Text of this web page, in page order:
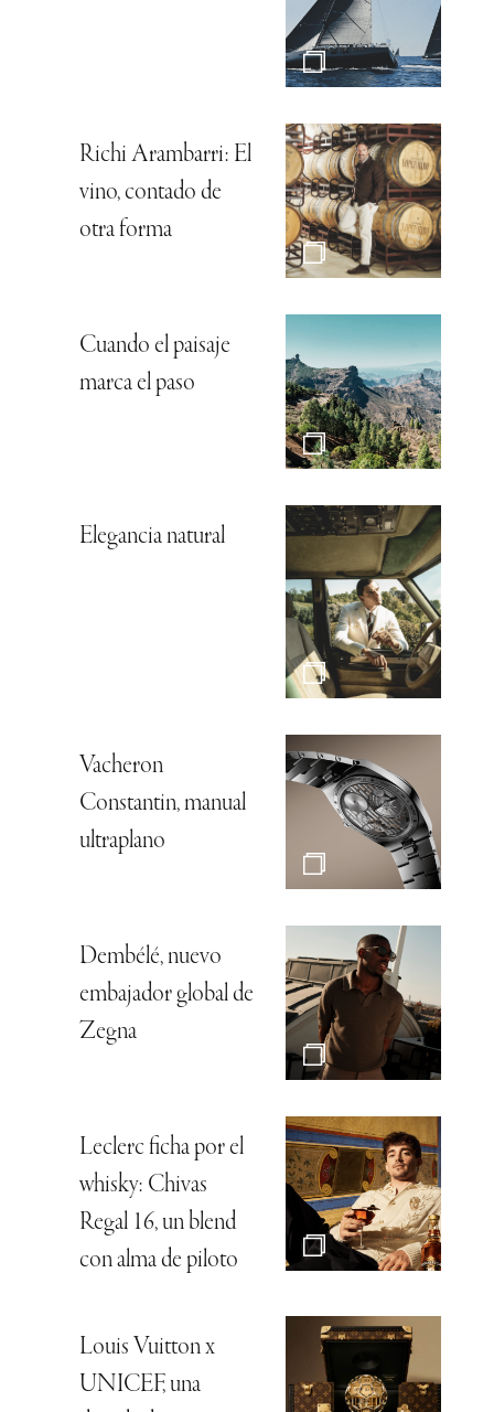
Richi Arambarri: El
vino, contado de
otra forma
Cuando el paisaje
marca el paso
Elegancia natural
Vacheron
Constantin, manual
ultraplano
Dembélé, nuevo
embajador global de
Zegna
Leclerc ficha por el
whisky: Chivas
Regal 16, un blend
con alma de piloto
Louis Vuitton x
UNICEF, una